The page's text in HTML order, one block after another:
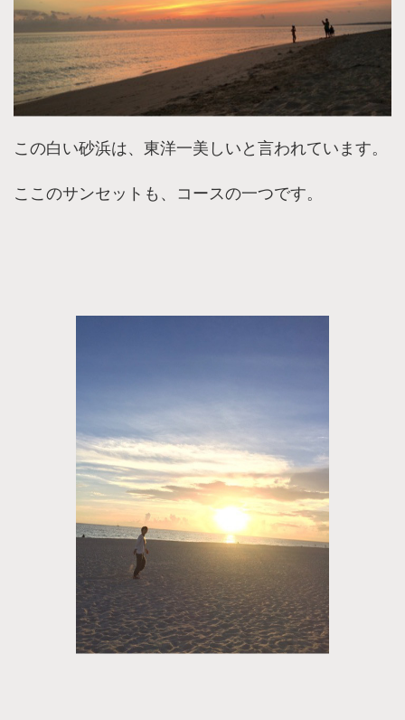
この白い砂浜は、東洋一美しいと言われています。
ここのサンセットも、コースの一つです。